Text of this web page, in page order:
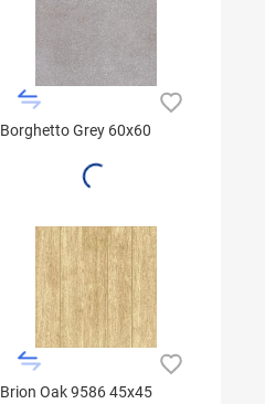
Borghetto Grey 60x60
Brion Oak 9586 45x45